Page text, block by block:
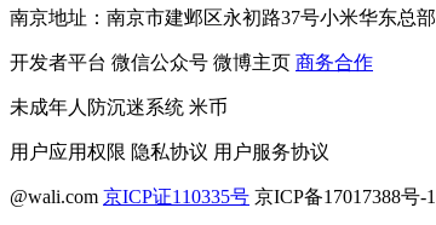
南京地址：南京市建邺区永初路37号小米华东总部
开发者平台 微信公众号 微博主页 商务合作
未成年人防沉迷系统 米币
用户应用权限 隐私协议 用户服务协议
@wali.com 京ICP证110335号 京ICP备17017388号-1